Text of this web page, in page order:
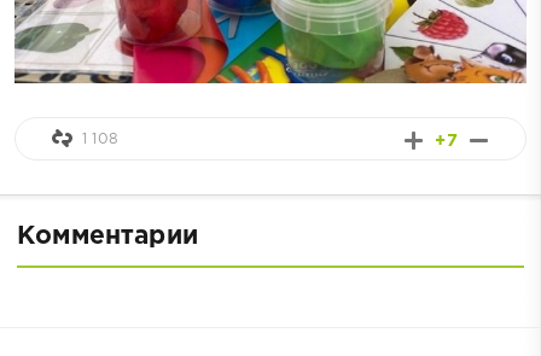
+7
1 108
Комментарии